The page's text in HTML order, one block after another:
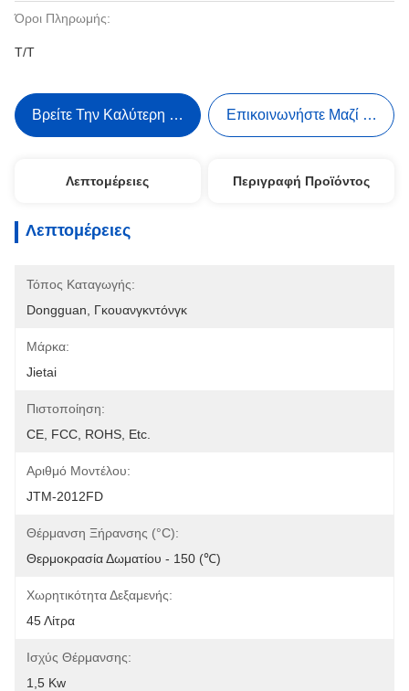
Όροι Πληρωμής:
T/T
Βρείτε Την Καλύτερη Τιμή Επικοινωνήστε Μαζί Μας
Λεπτομέρειες Περιγραφή Προϊόντος
Λεπτομέρειες
Τόπος Καταγωγής:
Dongguan, Γκουανγκντόνγκ
Μάρκα:
Jietai
Πιστοποίηση:
CE, FCC, ROHS, Etc.
Αριθμό Μοντέλου:
JTM-2012FD
Θέρμανση Ξήρανσης (°C):
Θερμοκρασία Δωματίου - 150 (℃)
Χωρητικότητα Δεξαμενής:
45 Λίτρα
Ισχύς Θέρμανσης:
1,5 Kw